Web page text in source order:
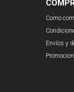
Como
Envíos y